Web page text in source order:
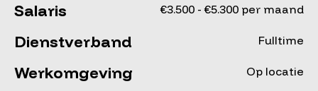
Salaris €3.500 - €5.300 per maand
Dienstverband Fulltime
Werkomgeving Op locatie